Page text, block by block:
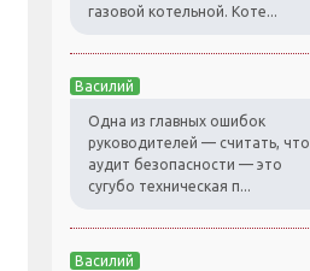
газовой котельной. Коте...
Василий
Одна из главных ошибок
руководителей — считать, что
аудит безопасности — это
сугубо техническая п...
Василий